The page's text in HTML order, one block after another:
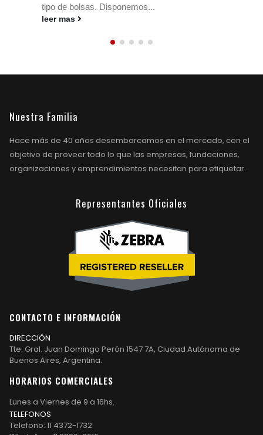
tipo de bolsas. Disponemos...
leer mas
Nuestra Familia
Hace más de 40 años desembarcamos en el mercado, con el
objetivo de proveer todo lo que las empresas, fundaciones,
organizaciones y emprendimientos necesitan para etiquetar.
Representantes Oficiales
CONTACTO E INFORMACIÓN
DIRECCIÓN
Tte. Gral. Juan Domingo Perón 1547 7A, Ciudad Autónoma de
Buenos Aires, Argentina.
HORARIOS COMERCIALES
Lunes a Viernes de 9 a 16hs.
TELEFONOS
Telefono: 11 4372-1732